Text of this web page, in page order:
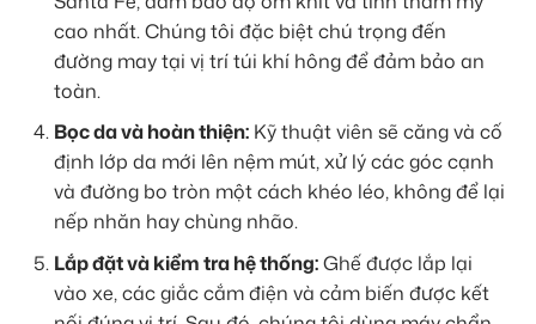
cao nhất. Chúng tôi đặc biệt chú trọng đến
đường may tại vị trí túi khí hông để đảm bảo an
toàn.
Bọc da và hoàn thiện:Kỹ thuật viên sẽ căng và cố
định lớp da mới lên nệm mút, xử lý các góc cạnh
và đường bo tròn một cách khéo léo, không để lại
nếp nhăn hay chùng nhão.
Lắp đặt và kiểm tra hệ thống:Ghế được lắp lại
vào xe, các giắc cắm điện và cảm biến được kết